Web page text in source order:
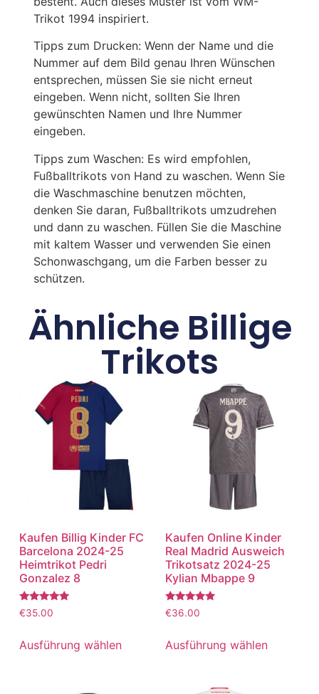
Trikot 1994 inspiriert.
Tipps zum Drucken: Wenn der Name und die
Nummer auf dem Bild genau Ihren Wünschen
entsprechen, müssen Sie sie nicht erneut
eingeben. Wenn nicht, sollten Sie Ihren
gewünschten Namen und Ihre Nummer
eingeben.
Tipps zum Waschen: Es wird empfohlen,
Fußballtrikots von Hand zu waschen. Wenn Sie
die Waschmaschine benutzen möchten,
denken Sie daran, Fußballtrikots umzudrehen
und dann zu waschen. Füllen Sie die Maschine
mit kaltem Wasser und verwenden Sie einen
Schonwaschgang, um die Farben besser zu
schützen.
Ähnliche Billige
Trikots
Kaufen Billig Kinder FC
Barcelona 2024-25
Heimtrikot Pedri
Gonzalez 8
Bewertet
mit
von 5
€35.00
Ausführung wählen
Kaufen Online Kinder
Real Madrid Ausweich
Trikotsatz 2024-25
Kylian Mbappe 9
Bewertet
mit
von 5
€36.00
Ausführung wählen